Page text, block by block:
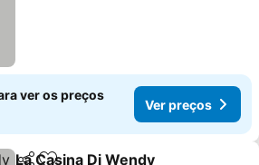
ver os preços
Ver preços
La Casina Di Wendy